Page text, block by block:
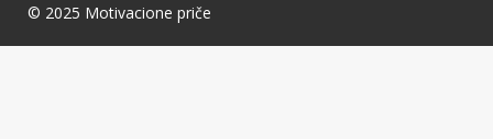
© 2025 Motivacione priče